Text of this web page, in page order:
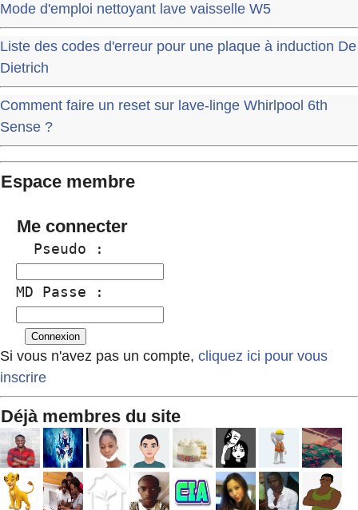
Mode d'emploi nettoyant lave vaisselle W5
Liste des codes d'erreur pour une plaque à induction De
Dietrich
Comment faire un reset sur lave-linge Whirlpool 6th
Sense ?
Espace membre
Me connecter
  Pseudo :
MD Passe :
Si vous n'avez pas un compte, cliquez ici pour vous
inscrire
Déjà membres du site